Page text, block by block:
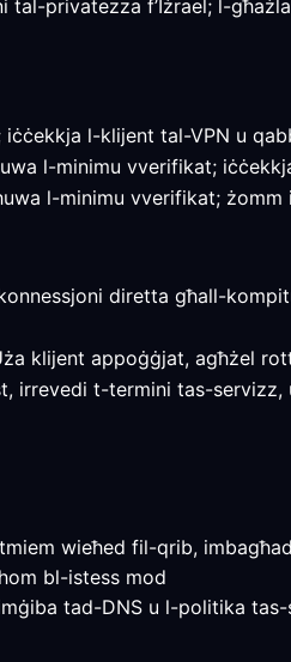
privatezza f’Iżrael; l-
l-klijent tal-VPN u
l-minimu vverifikat;
l-minimu vverifikat;
diretta għall-
klijent appoġġjat, agħżel
irrevedi t-termini tas-
tmiem wieħed fil-qrib,
bl-istess mod
tad-DNS u l-politika